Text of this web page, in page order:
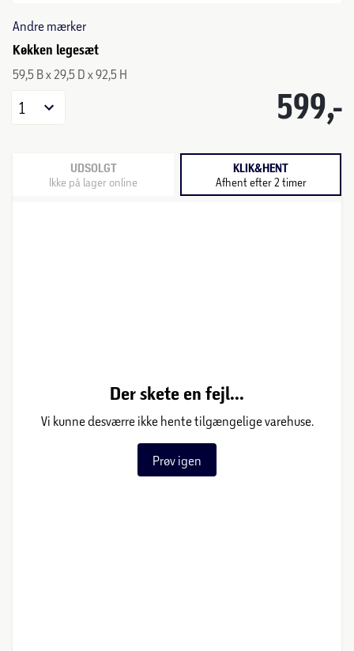
Andre mærker
Køkken legesæt
59,5 B x 29,5 D x 92,5 H
599,-
1
UDSOLGT
Ikke på lager online
KLIK&HENT
Afhent efter 2 timer
Der skete en fejl...
Vi kunne desværre ikke hente tilgængelige varehuse.
Prøv igen